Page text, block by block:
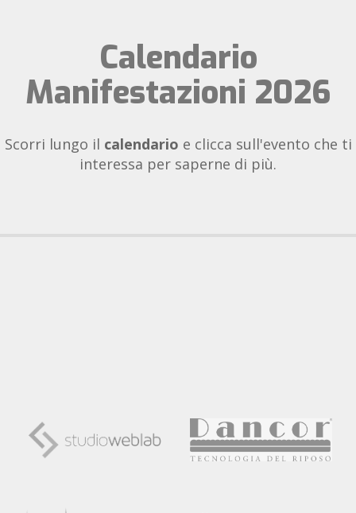
Calendario
Manifestazioni 2026
Scorri lungo il calendario e clicca sull'evento che ti
interessa per saperne di più.